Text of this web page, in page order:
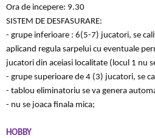
Ora de incepere: 9.30
SISTEM DE DESFASURARE:
- grupe inferioare : 6(5-7) jucatori, se
aplicand regula sarpelui cu eventuale
jucatori din aceiasi localitate (locul 1 nu
- grupe superioare de 4 (3) jucatori, se
- tablou eliminatoriu se va genera
- nu se joaca finala mica;
HOBBY